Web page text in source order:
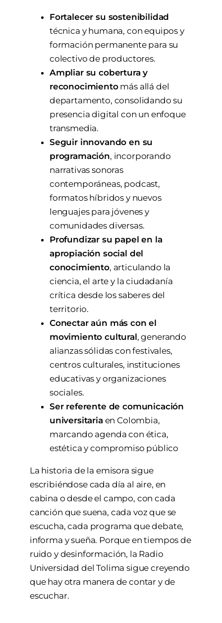
Fortalecer su sostenibilidad
técnica y humana, con equipos y
formación permanente para su
colectivo de productores.
Ampliar su cobertura y
reconocimientomás allá del
departamento, consolidando su
presencia digital con un enfoque
transmedia.
Seguir innovando en su
programación, incorporando
narrativas sonoras
contemporáneas, podcast,
formatos híbridos y nuevos
lenguajes para jóvenes y
comunidades diversas.
Profundizar su papel en la
apropiación social del
conocimiento, articulando la
ciencia, el arte y la ciudadanía
crítica desde los saberes del
territorio.
Conectar aún más con el
movimiento cultural, generando
alianzas sólidas con festivales,
centros culturales, instituciones
educativas y organizaciones
sociales.
Ser referente de comunicación
universitaria en Colombia,
marcando agenda con ética,
estética y compromiso público
La historia de la emisora sigue
escribiéndose cada día al aire, en
cabina o desde el campo, con cada
canción que suena, cada voz que se
escucha, cada programa que debate,
informa y sueña. Porque en tiempos de
ruido y desinformación, la Radio
Universidad del Tolima sigue creyendo
que hay otra manera de contar y de
escuchar.